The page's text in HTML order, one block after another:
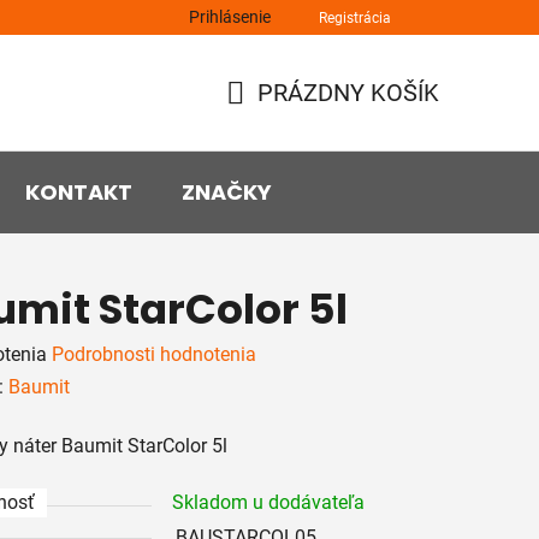
Prihlásenie Registrácia
KOŠÍK
PRÁZDNY KOŠÍK
KONTAKT ZNAČKY
StarColor 5l
Podrobnosti hodnotenia
Baumit
náter Baumit StarColor 5l
Skladom u dodávateľa